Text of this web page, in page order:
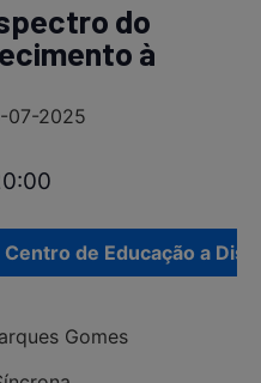
do
à
07-2025
de Educação a
Gomes